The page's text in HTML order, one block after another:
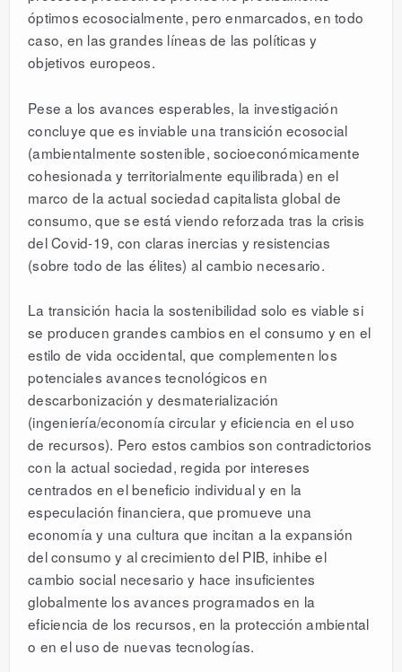
óptimos ecosocialmente, pero enmarcados, en todo
caso, en las grandes líneas de las políticas y
objetivos europeos.
Pese a los avances esperables, la investigación
concluye que es inviable una transición ecosocial
(ambientalmente sostenible, socioeconómicamente
cohesionada y territorialmente equilibrada) en el
marco de la actual sociedad capitalista global de
consumo, que se está viendo reforzada tras la crisis
del Covid-19, con claras inercias y resistencias
(sobre todo de las élites) al cambio necesario.
La transición hacia la sostenibilidad solo es viable si
se producen grandes cambios en el consumo y en el
estilo de vida occidental, que complementen los
potenciales avances tecnológicos en
descarbonización y desmaterialización
(ingeniería/economía circular y eficiencia en el uso
de recursos). Pero estos cambios son contradictorios
con la actual sociedad, regida por intereses
centrados en el beneficio individual y en la
especulación financiera, que promueve una
economía y una cultura que incitan a la expansión
del consumo y al crecimiento del PIB, inhibe el
cambio social necesario y hace insuficientes
globalmente los avances programados en la
eficiencia de los recursos, en la protección ambiental
o en el uso de nuevas tecnologías.